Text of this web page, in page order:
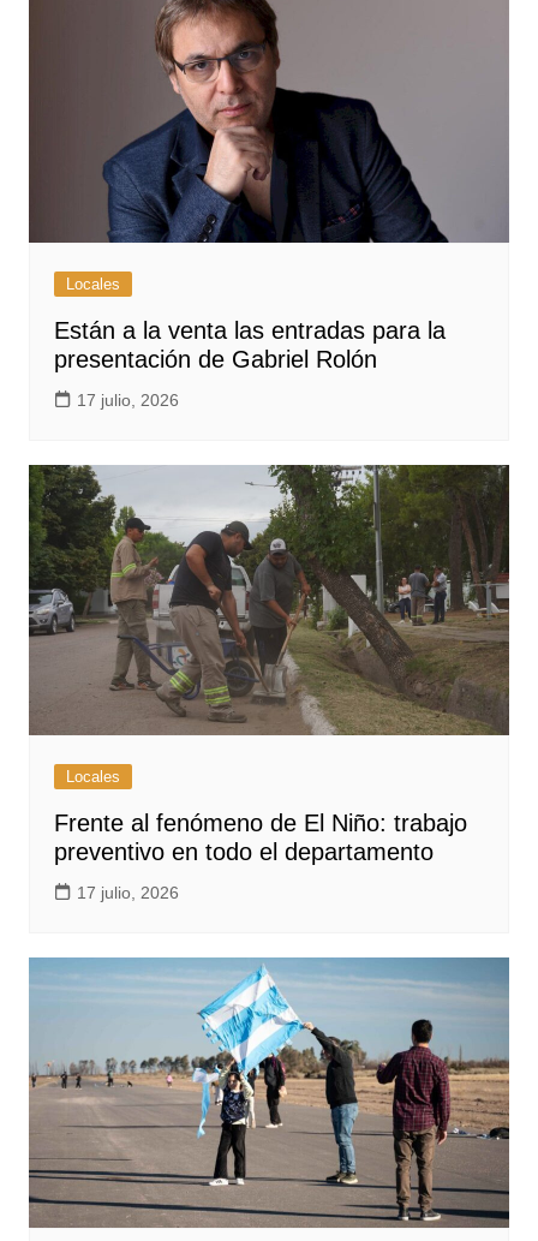
Locales
Están a la venta las entradas para la
presentación de Gabriel Rolón
17 julio, 2026
Locales
Frente al fenómeno de El Niño: trabajo
preventivo en todo el departamento
17 julio, 2026